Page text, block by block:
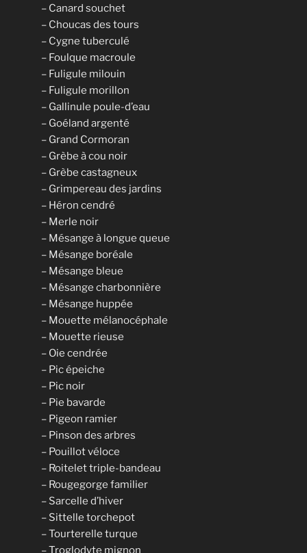
– Canard souchet
– Choucas des tours
– Cygne tuberculé
– Foulque macroule
– Fuligule milouin
– Fuligule morillon
– Gallinule poule-d’eau
– Goéland argenté
– Grand Cormoran
– Grèbe à cou noir
– Grèbe castagneux
– Grimpereau des jardins
– Héron cendré
– Merle noir
– Mésange à longue queue
– Mésange boréale
– Mésange bleue
– Mésange charbonnière
– Mésange huppée
– Mouette mélanocéphale
– Mouette rieuse
– Oie cendrée
– Pic épeiche
– Pic noir
– Pie bavarde
– Pigeon ramier
– Pinson des arbres
– Pouillot véloce
– Roitelet triple-bandeau
– Rougegorge familier
– Sarcelle d’hiver
– Sittelle torchepot
– Tourterelle turque
– Troglodyte mignon